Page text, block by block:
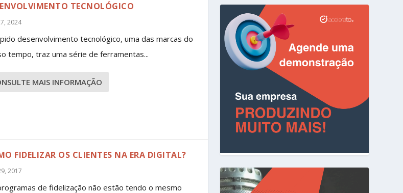
TECNOLÓGICO
2024
desenvolvimento tecnológico, uma das marcas do
tempo, traz uma série de ferramentas...
MAIS INFORMAÇÃO
FIDELIZAR OS CLIENTES NA ERA DIGITAL?
2017
de fidelização não estão tendo o mesmo